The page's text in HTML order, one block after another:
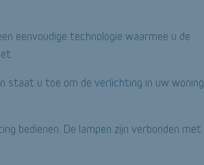
eenvoudige technologie waarmee u de
staat u toe om de verlichting in uw woning
bedienen. De lampen zijn verbonden met